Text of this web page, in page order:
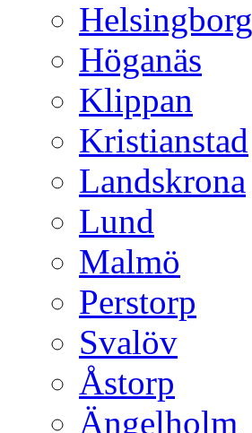
Helsingborg
Höganäs
Klippan
Kristianstad
Landskrona
Lund
Malmö
Perstorp
Svalöv
Åstorp
Ängelholm